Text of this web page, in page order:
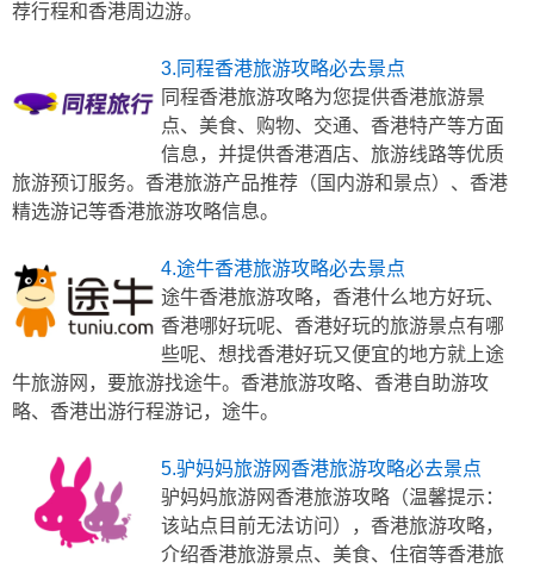
荐行程和香港周边游。
3.同程香港旅游攻略必去景点
同程香港旅游攻略为您提供香港旅游景
点、美食、购物、交通、香港特产等方面
信息，并提供香港酒店、旅游线路等优质
旅游预订服务。香港旅游产品推荐（国内游和景点）、香港
精选游记等香港旅游攻略信息。
4.途牛香港旅游攻略必去景点
途牛香港旅游攻略，香港什么地方好玩、
香港哪好玩呢、香港好玩的旅游景点有哪
些呢、想找香港好玩又便宜的地方就上途
牛旅游网，要旅游找途牛。香港旅游攻略、香港自助游攻
略、香港出游行程游记，途牛。
5.驴妈妈旅游网香港旅游攻略必去景点
驴妈妈旅游网香港旅游攻略（温馨提示：
该站点目前无法访问），香港旅游攻略，
介绍香港旅游景点、美食、住宿等香港旅